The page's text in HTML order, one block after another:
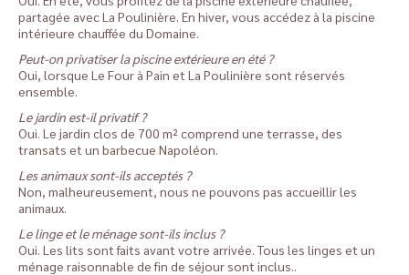
partagée avec La Poulinière. En hiver, vous accédez à la piscine
intérieure chauffée du Domaine.
Peut-on privatiser la piscine extérieure en été ?
Oui, lorsque Le Four à Pain et La Poulinière sont réservés
ensemble.
Le jardin est-il privatif ?
Oui. Le jardin clos de 700 m² comprend une terrasse, des
transats et un barbecue Napoléon.
Les animaux sont-ils acceptés ?
Non, malheureusement, nous ne pouvons pas accueillir les
animaux.
Le linge et le ménage sont-ils inclus ?
Oui. Les lits sont faits avant votre arrivée. Tous les linges et un
ménage raisonnable de fin de séjour sont inclus..